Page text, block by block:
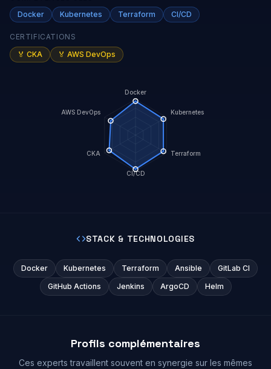
Docker
Kubernetes
Terraform
CI/CD
CKA
AWS DevOps
Docker
Kubernetes Terraform CI/CD
CERTIFICATIONS
🏅 CKA 🏅 AWS DevOps
STACK & TECHNOLOGIES
Docker Kubernetes Terraform Ansible
GitLab CI
GitHub Actions
Jenkins ArgoCD Helm
Profils complémentaires
Ces experts travaillent souvent en synergie sur les mêmes